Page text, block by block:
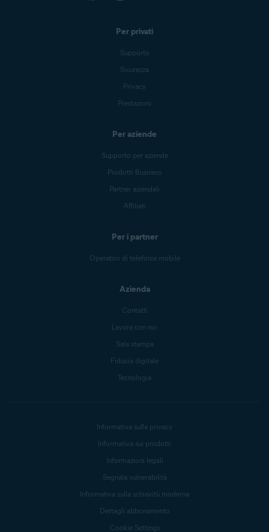
Per privati
Supporto
Sicurezza
Privacy
Prestazioni
Per aziende
Supporto per aziende
Prodotti Business
Partner aziendali
Affiliati
Per i partner
Operatori di telefonia mobile
Azienda
Contatti
Lavora con noi
Sala stampa
Fiducia digitale
Tecnologia
Informativa sulla privacy
Informativa sui prodotti
Informazioni legali
Segnala vulnerabilità
Informativa sulla schiavitù moderna
Dettagli abbonamento
Cookie Settings